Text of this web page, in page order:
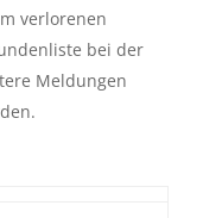
verlorenen
bei der
Meldungen